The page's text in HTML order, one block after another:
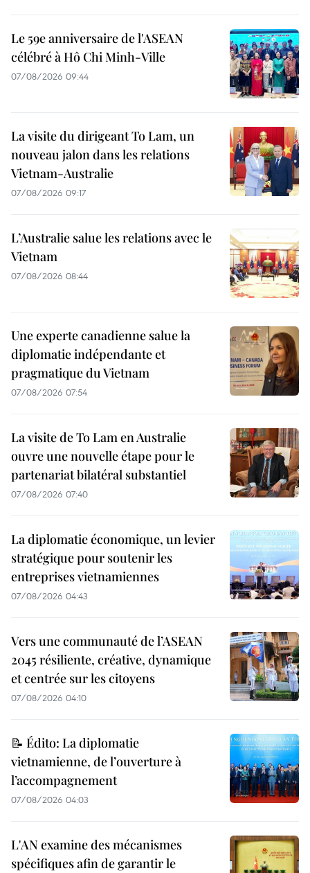
Le 59e anniversaire de l'ASEAN
célébré à Hô Chi Minh-Ville
07/08/2026 09:44
La visite du dirigeant To Lam, un
nouveau jalon dans les relations
Vietnam-Australie
07/08/2026 09:17
L’Australie salue les relations avec le
Vietnam
07/08/2026 08:44
Une experte canadienne salue la
diplomatie indépendante et
pragmatique du Vietnam
07/08/2026 07:54
La visite de To Lam en Australie
ouvre une nouvelle étape pour le
partenariat bilatéral substantiel
07/08/2026 07:40
La diplomatie économique, un levier
stratégique pour soutenir les
entreprises vietnamiennes
07/08/2026 04:43
Vers une communauté de l’ASEAN
2045 résiliente, créative, dynamique
et centrée sur les citoyens
07/08/2026 04:10
📝 Édito: La diplomatie
vietnamienne, de l’ouverture à
l’accompagnement
07/08/2026 04:03
L'AN examine des mécanismes
spécifiques afin de garantir le